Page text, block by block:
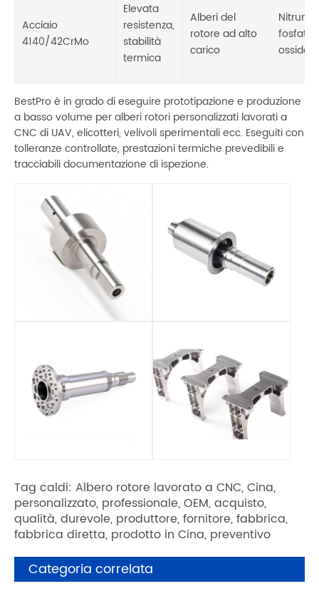
Acciaio
4140/42CrMo
Elevata
resistenza,
stabilità
termica
Alberi del
rotore ad alto
carico
ossido
BestPro è in grado di eseguire prototipazione e produzione
a basso volume per alberi rotori personalizzati lavorati a
CNC di UAV, elicotteri, velivoli sperimentali ecc. Eseguiti con
tolleranze controllate, prestazioni termiche prevedibili e
tracciabili documentazione di ispezione.
Tag caldi: Albero rotore lavorato a CNC, Cina,
personalizzato, professionale, OEM, acquisto,
qualità, durevole, produttore, fornitore, fabbrica,
fabbrica diretta, prodotto in Cina, preventivo
Categoria correlata